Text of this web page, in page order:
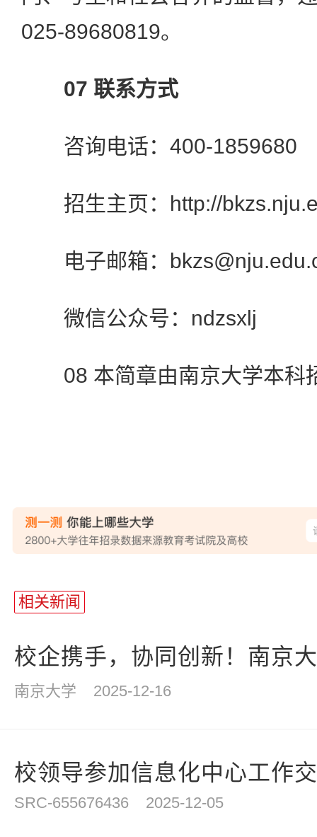
025-89680819。
07 联系方式
咨询电话：400-1859680
招生主页：http://
电子邮箱：
微信公众号：ndzsxlj
08 本简章由南京大学本科
相关新闻
校企携手，协同创新！南京
南京大学 2025-12-16
校领导参加信息化中心工作
SRC-655676436 2025-12-05